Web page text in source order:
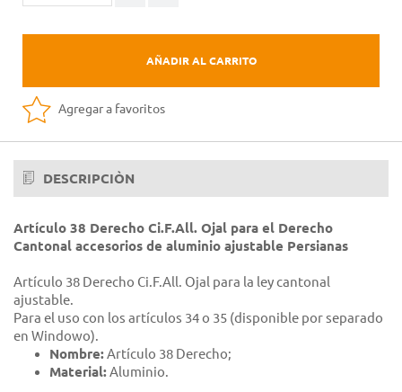
AÑADIR AL CARRITO
Agregar a favoritos
DESCRIPCIÒN
Artículo 38 Derecho Ci.F.All. Ojal para el Derecho
Cantonal accesorios de aluminio ajustable Persianas
Artículo 38 Derecho Ci.F.All. Ojal para la ley cantonal
ajustable.
Para el uso con los artículos 34 o 35 (disponible por separado
en Windowo).
Nombre:Artículo 38 Derecho;
Material:Aluminio.